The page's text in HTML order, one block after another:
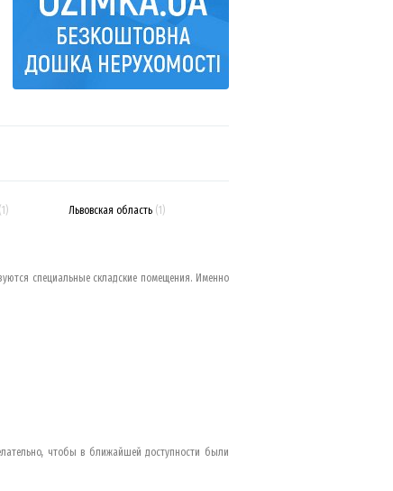
(1) Львовская область (1)
специальные складские помещения. Именно
чтобы в ближайшей доступности были